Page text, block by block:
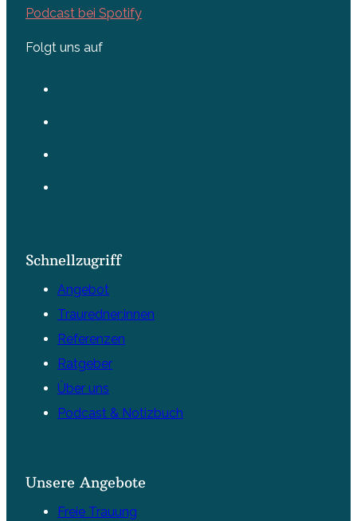
Podcast bei Spotify
Folgt uns auf
Schnellzugriff
Angebot
Trauredner:innen
Referenzen
Ratgeber
Über uns
Podcast & Notizbuch
Unsere Angebote
Freie Trauung